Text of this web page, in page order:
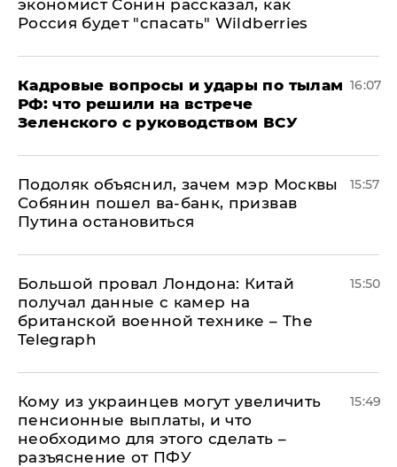
экономист Сонин рассказал, как
Россия будет "спасать" Wildberries
Кадровые вопросы и удары по тылам
РФ: что решили на встрече
Зеленского с руководством ВСУ
16:07
Подоляк объяснил, зачем мэр Москвы
Собянин пошел ва-банк, призвав
Путина остановиться
15:57
Большой провал Лондона: Китай
получал данные с камер на
британской военной технике – The
Telegraph
15:50
Кому из украинцев могут увеличить
пенсионные выплаты, и что
необходимо для этого сделать –
разъяснение от ПФУ
15:49